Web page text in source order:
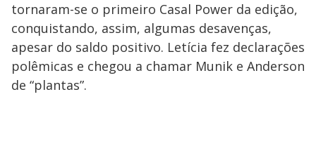
tornaram-se o primeiro Casal Power da edição,
conquistando, assim, algumas desavenças,
apesar do saldo positivo. Letícia fez declarações
polêmicas e chegou a chamar Munik e Anderson
de “plantas”.